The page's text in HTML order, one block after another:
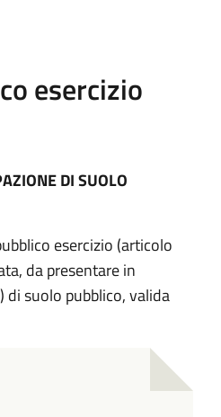
esercizio
DI SUOLO
esercizio (articolo
da presentare in
di suolo pubblico, valida